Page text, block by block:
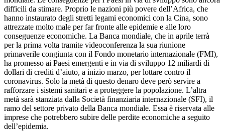
difficili da stimare. Proprio le nazioni più povere dell’Africa, che
hanno instaurato degli stretti legami economici con la Cina, sono
attrezzate molto male per far fronte alle epidemie e alle loro
conseguenze economiche. La Banca mondiale, che in aprile terrà
per la prima volta tramite videoconferenza la sua riunione
primaverile congiunta con il Fondo monetario internazionale (FMI),
ha promesso ai Paesi emergenti e in via di sviluppo 12 miliardi di
dollari di crediti d’aiuto, a inizio marzo, per lottare contro il
coronavirus. Solo la metà di questo denaro deve però servire a
rafforzare i sistemi sanitari e a proteggere la popolazione. L’altra
metà sarà stanziata dalla Società finanziaria internazionale (SFI), il
ramo del settore privato della Banca mondiale. Essa è riservata alle
imprese che potrebbero subire delle perdite economiche a seguito
dell’epidemia.